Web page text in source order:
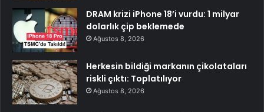
DRAM krizi iPhone 18’i vurdu: 1 milyar
dolarlık çip beklemede
Ağustos 8, 2026
Herkesin bildiği markanın çikolataları
riskli çıktı: Toplatılıyor
Ağustos 8, 2026